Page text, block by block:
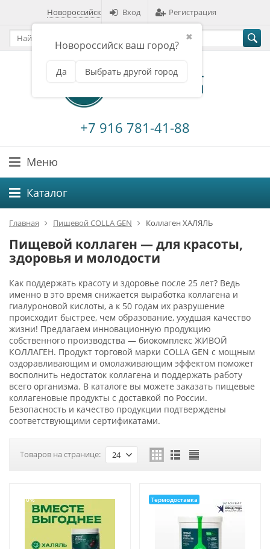
Новороссийск
✖
Новороссийск ваш город?
Да Выбрать другой город
Вход Регистрация
+7 916 781-41-88
Меню
Каталог
Главная Пищевой COLLA GEN Коллаген ХАЛЯЛЬ
Пищевой коллаген — для красоты,
здоровья и молодости
Как поддержать красоту и здоровье после 25 лет? Ведь
именно в это время снижается выработка коллагена и
гиалуроновой кислоты, а к 50 годам их разрушение
происходит быстрее, чем образование, ухудшая качество
жизни! Предлагаем инновационную продукцию
собственного производства — биокомплекс ЖИВОЙ
КОЛЛАГЕН. Продукт торговой марки COLLA GEN с мощным
оздоравливающим и омолаживающим эффектом поможет
восполнить недостаток коллагена и поддержать работу
всего организма. В каталоге вы можете заказать пищевые
коллагеновые продукты с доставкой по России.
Безопасность и качество продукции подтверждены
соответствующими сертификатами.
Товаров на странице: 24
-10% Термодоставка